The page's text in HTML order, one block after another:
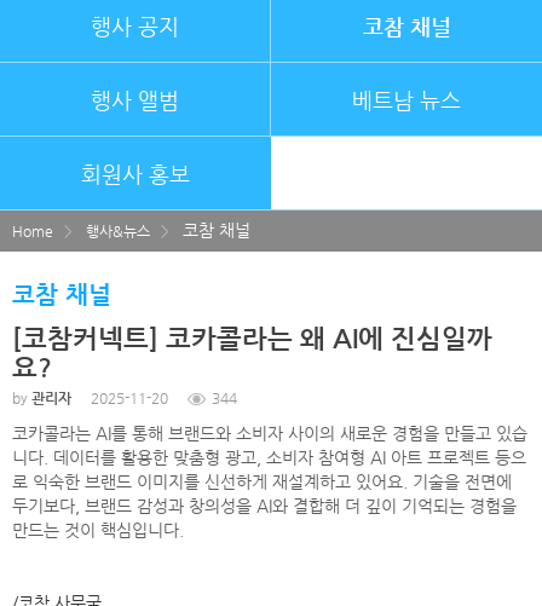
행사 공지 코참 채널
행사 앨범 베트남 뉴스
회원사 홍보
Home 행사&뉴스 코참 채널
코참 채널
[코참커넥트] 코카콜라는 왜 AI에 진심일까
요?
by 관리자 2025-11-20 344
코카콜라는 AI를 통해 브랜드와 소비자 사이의 새로운 경험을 만들고 있습
니다. 데이터를 활용한 맞춤형 광고, 소비자 참여형 AI 아트 프로젝트 등으
로 익숙한 브랜드 이미지를 신선하게 재설계하고 있어요. 기술을 전면에
두기보다, 브랜드 감성과 창의성을 AI와 결합해 더 깊이 기억되는 경험을
만드는 것이 핵심입니다.